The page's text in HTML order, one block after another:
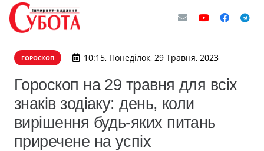
ГОРОСКОП 10:15, Понеділок, 29 Травня, 2023
Гороскоп на 29 травня для всіх
знаків зодіаку: день, коли
вирішення будь-яких питань
приречене на успіх